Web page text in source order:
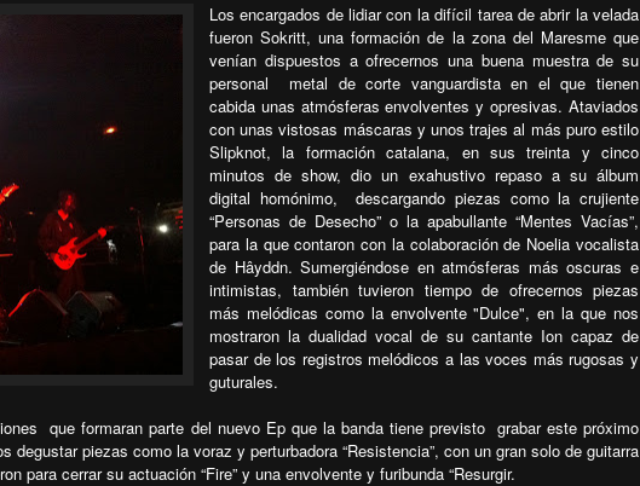
Los encargados de lidiar con la difícil tarea de abrir la velada
fueron Sokritt, una formación de la zona del Maresme que
venían dispuestos a ofrecernos una buena muestra de su
personal metal de corte vanguardista en el que tienen
cabida unas atmósferas envolventes y opresivas. Ataviados
con unas vistosas máscaras y unos trajes al más puro estilo
Slipknot, la formación catalana, en sus treinta y cinco
minutos de show, dio un exahustivo repaso a su álbum
digital homónimo,
descargando piezas como la crujiente
“Personas de Desecho” o la apabullante “Mentes Vacías”,
para la que contaron con la colaboración de Noelia vocalista
de Hâyddn. Sumergiéndose en atmósferas más oscuras e
intimistas, también tuvieron tiempo de ofrecernos piezas
más melódicas como la envolvente "Dulce", en la que nos
mostraron la dualidad vocal de su cantante Ion capaz de
pasar de los registros melódicos a las voces más rugosas y
guturales.
que formaran parte del nuevo Ep que la banda tiene previsto grabar este próximo
degustar piezas como la voraz y perturbadora “Resistencia”, con un gran solo de guitarra
para cerrar su actuación “Fire” y una envolvente y furibunda “Resurgir.